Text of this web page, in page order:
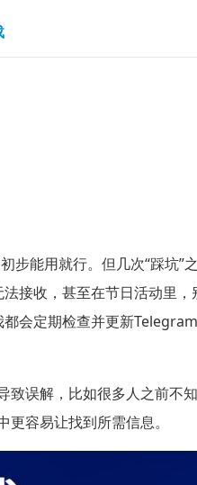
步能用就行。但几次“踩坑”
接收，甚至在节日活动里
会定期检查并更新
解，比如很多人之前不知
容易让找到所需信息。